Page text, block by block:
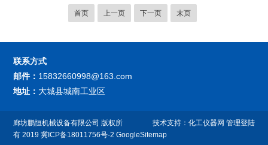
压块燃烧机自动控温 秸秆颗粒燃烧机自动控温
首页 上一页 下一页 末页
联系方式
邮件： 15832660998@163.com
地址： 大城县城南工业区
技术支持： 化工仪器网 管理登陆
廊坊鹏恒机械设备有限公司 版权所
有 2019冀ICP备18011756号-2 GoogleSitemap